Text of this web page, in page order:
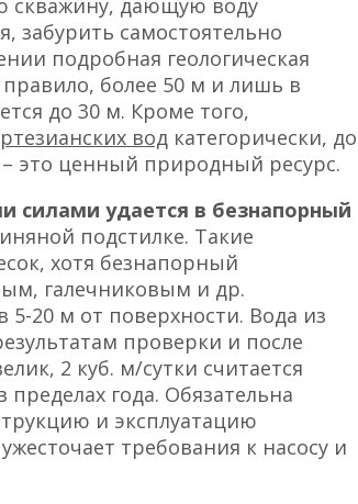
скважину, дающую воду
забурить самостоятельно
подробная геологическая
правило, более 50 м и лишь в
до 30 м. Кроме того,
вод категорически, до
это ценный природный ресурс.
силами удается в безнапорный
подстилке. Такие
хотя безнапорный
галечниковым и др.
20 м от поверхности. Вода из
проверки и после
2 куб. м/сутки считается
года. Обязательна
и эксплуатацию
требования к насосу и